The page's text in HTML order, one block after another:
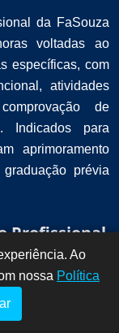
da FaSouza
voltadas ao
específicas, com
atividades
de
Indicados para
aprimoramento
prévia
Profissional
Ao
nossa Política